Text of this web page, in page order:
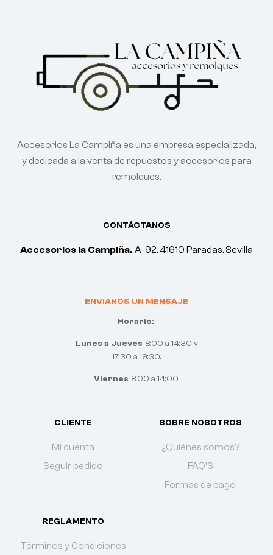
CONTÁCTANOS
Accesorios la Campiña. A-92, 41610 Paradas, Sevilla
ENVIANOS UN MENSAJE
Horario:
Lunes a Jueves: 8:00 a 14:30 y
17:30 a 19:30.
Viernes: 8:00 a 14:00.
CLIENTE
Mi cuenta
Seguir pedido
SOBRE NOSOTROS
¿Quiénes somos?
FAQ'S
Formas de pago
REGLAMENTO
Términos y Condiciones
Accesorios La Campiña es una empresa especializada,
y dedicada a la venta de repuestos y accesorios para
remolques.